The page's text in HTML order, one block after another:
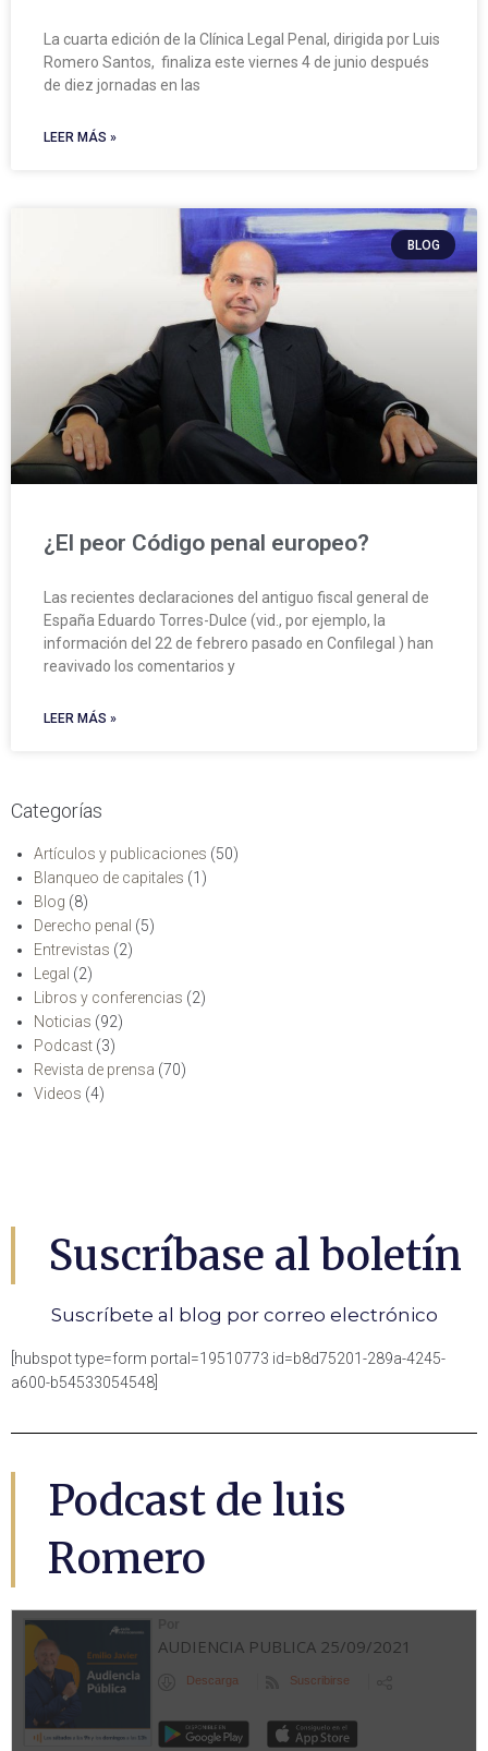
La cuarta edición de la Clínica Legal Penal, dirigida por Luis
Romero Santos, finaliza este viernes 4 de junio después
de diez jornadas en las
LEER MÁS »
BLOG
¿El peor Código penal europeo?
Las recientes declaraciones del antiguo fiscal general de
España Eduardo Torres-Dulce (vid., por ejemplo, la
información del 22 de febrero pasado en Confilegal ) han
reavivado los comentarios y
LEER MÁS »
Categorías
Artículos y publicaciones (50)
Blanqueo de capitales (1)
Blog (8)
Derecho penal (5)
Entrevistas (2)
Legal (2)
Libros y conferencias (2)
Noticias (92)
Podcast (3)
Revista de prensa (70)
Videos (4)
Suscríbase al boletín
Suscríbete al blog por correo electrónico
[hubspot type=form portal=19510773 id=b8d75201-289a-4245-
a600-b54533054548]
Podcast de luis
Romero